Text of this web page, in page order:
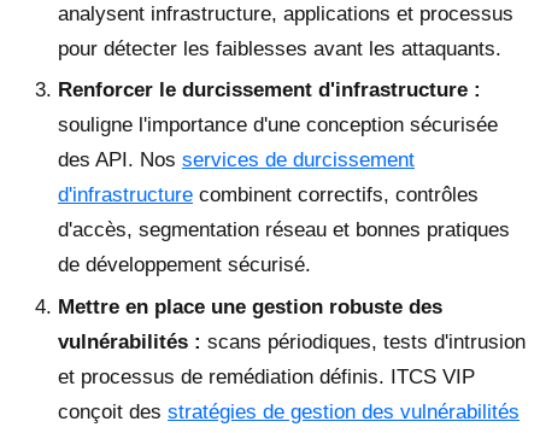
analysent infrastructure, applications et processus
pour détecter les faiblesses avant les attaquants.
Renforcer le durcissement d'infrastructure :
souligne l'importance d'une conception sécurisée
des API. Nos services de durcissement
d'infrastructure combinent correctifs, contrôles
d'accès, segmentation réseau et bonnes pratiques
de développement sécurisé.
Mettre en place une gestion robuste des
vulnérabilités : scans périodiques, tests d'intrusion
et processus de remédiation définis. ITCS VIP
conçoit des stratégies de gestion des vulnérabilités